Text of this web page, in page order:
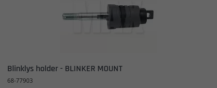
Blinklys holder - BLINKER MOUNT
68-77903